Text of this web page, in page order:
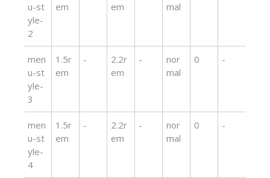
u-st
yle-
2
em
em
mal
men
u-st
yle-
3
1.5r
em
-
2.2r
em
-
nor
mal
0 -
men
u-st
yle-
4
1.5r
em
-
2.2r
em
-
nor
mal
0 -